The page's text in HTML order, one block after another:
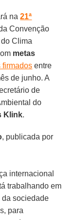
na21ª
Convenção
Clima
metas
firmados entre
de junho. A
de
do
Klink.
, publicada por
internacional
trabalhando em
sociedade
para